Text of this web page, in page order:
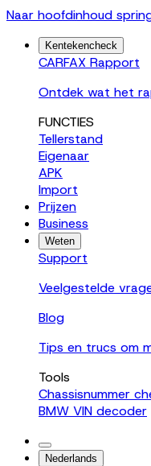
Naar hoofdinhoud
Kentekencheck
CARFAX Rapport
Ontdek wat het
FUNCTIES
Tellerstand
Eigenaar
APK
Import
Prijzen
Business
Weten
Support
Veelgestelde
Blog
Tips en trucs om
Tools
Chassisnummer
BMW VIN decoder
Nederlands